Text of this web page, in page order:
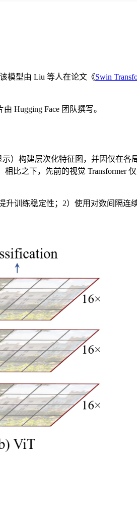
模型由 Liu 等人在论文《Swin
Hugging Face 团队撰写。
示）构建层次化特征图，并因仅在
比之下，先前的视觉 Transformer
升训练稳定性；2）使用对数间隔